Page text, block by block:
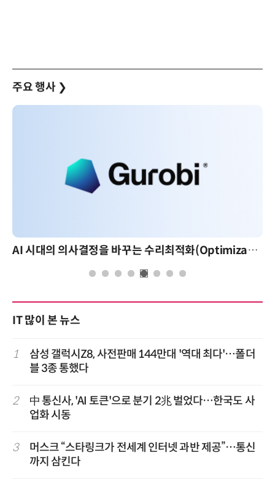
주요 행사 ❯
AI 시대의 의사결정을 바꾸는 수리최적화(Optimization): 실제 산업 적용 사례와 활용 전략
IT 많이 본 뉴스
1
삼성 갤럭시Z8, 사전판매 144만대 '역대 최다'…폴더
블 3종 통했다
2
中 통신사, 'AI 토큰'으로 분기 2兆 벌었다…한국도 사
업화 시동
3
머스크 “스타링크가 전세계 인터넷 과반 제공”…통신
까지 삼킨다